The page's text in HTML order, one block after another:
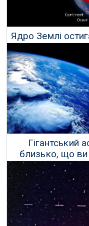
Ядро Землі
Гігантський
близько, що ви